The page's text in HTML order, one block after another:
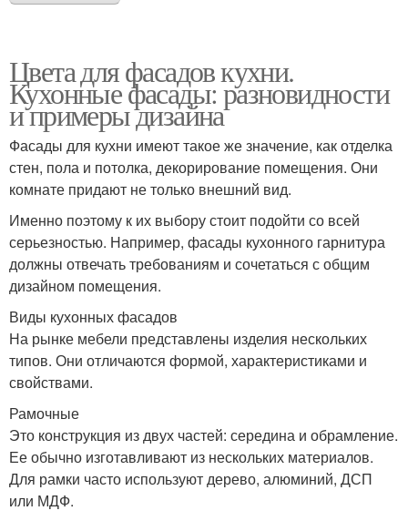
Цвета для фасадов кухни.
Кухонные фасады: разновидности
и примеры дизайна
Фасады для кухни имеют такое же значение, как отделка
стен, пола и потолка, декорирование помещения. Они
комнате придают не только внешний вид.
Именно поэтому к их выбору стоит подойти со всей
серьезностью. Например, фасады кухонного гарнитура
должны отвечать требованиям и сочетаться с общим
дизайном помещения.
Виды кухонных фасадов
На рынке мебели представлены изделия нескольких
типов. Они отличаются формой, характеристиками и
свойствами.
Рамочные
Это конструкция из двух частей: середина и обрамление.
Ее обычно изготавливают из нескольких материалов.
Для рамки часто используют дерево, алюминий, ДСП
или МДФ.